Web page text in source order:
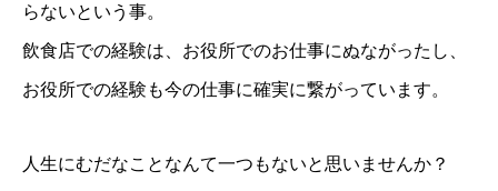
らないという事。
飲食店での経験は、お役所でのお仕事にぬながったし、
お役所での経験も今の仕事に確実に繋がっています。
人生にむだなことなんて一つもないと思いませんか？